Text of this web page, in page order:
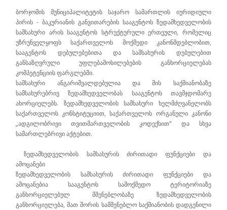
ბორჯომის მუნიციპალიტეტის საჯარო სამართლის იურიდიული
პირის - ბაკურიანის განვითარების სააგენტოს ზედამხედველობის
სამსახური არის სააგენტოს სტრუქტურული ერთეული, რომელიც
უზრუნველყოფს საქართველოს მოქმედი კანონმდებლობით,
სააგენტოს დებულებებითა და სამსახურის დებულებით
განსაზღვრული უფლებამოსილებების განხორციელებას
კომპეტენციის ფარგლებში.
სამსახური ანგარიშვალდებულია და მის საქმიანობაზე
სამსახურებრივ ზედამხედველობას სააგენტოს თავმჯდომარე
ახორციელებს. ზედამხედველობის სამსახური ხელმძღვანელობს
საქართველოს კონსტიტუციით, საქართველოს ორგანული კანონი
„ადგილობრივი თვითმართველობის კოდექსით“ და სხვა
სამართლებრივი აქტებით.
ზედამხედველობის სამსახურის ძირითადი ფუნქციები და
ამოცანები
ზედამხედველობის სამსახურის ძირითადი ფუნქციები და
ამოცანებია სააგენტოს სამოქმედო ტერიტორიაზე
განხორციელებულ მშენებლობაზე ზედამხედველობის
განხორციელება, მათ შორის სამშენებლო საქმიანობის დადგენილი